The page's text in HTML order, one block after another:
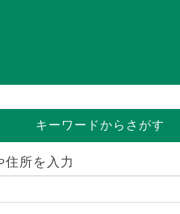
キーワードからさがす
住所を入力